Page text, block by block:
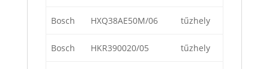
Bosch HXQ38AE50M/06 tűzhely
Bosch HKR390020/05 tűzhely